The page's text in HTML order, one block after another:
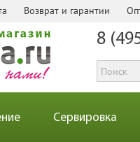
Возврат и гарантии
8
Сервировка